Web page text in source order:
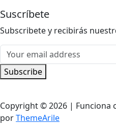
Suscríbete
Subscribete y recibirás
Subscribe
Copyright © 2026 | Funciona
porThemeArile